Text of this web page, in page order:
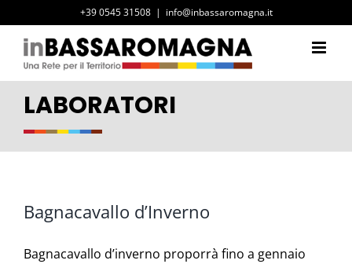
al
contenuto
+39 0545 31508 | info@inbassaromagna.it
LABORATORI
Bagnacavallo d’Inverno
Bagnacavallo d’inverno proporrà fino a gennaio